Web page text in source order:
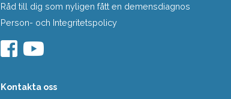
Råd till dig som nyligen fått en demensdiagnos
Person- och Integritetspolicy
Kontakta oss